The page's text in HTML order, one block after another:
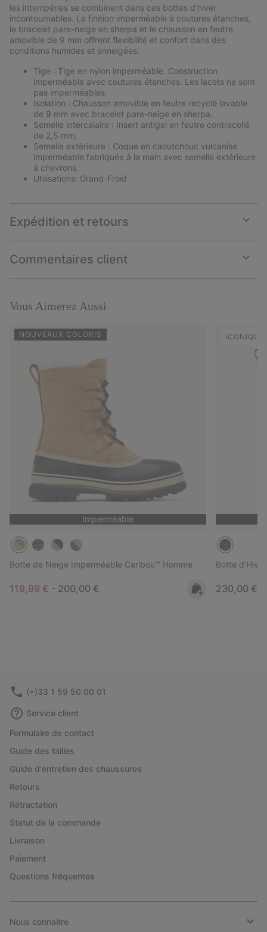
les intempéries se combinent dans ces bottes d’hiver
incontournables. La finition imperméable à coutures étanches,
le bracelet pare-neige en sherpa et le chausson en feutre
amovible de 9 mm offrent flexibilité et confort dans des
conditions humides et enneigées.
Tige : Tige en nylon imperméable. Construction
imperméable avec coutures étanches. Les lacets ne sont
pas imperméables.
Isolation : Chausson amovible en feutre recyclé lavable
de 9 mm avec bracelet pare-neige en sherpa.
Semelle intercalaire : Insert antigel en feutre contrecollé
de 2,5 mm.
Semelle extérieure : Coque en caoutchouc vulcanisé
imperméable fabriquée à la main avec semelle extérieure
à chevrons.
Utilisations: Grand-Froid
Expédition et retours
or
Commentaires client
or
Vous Aimerez Aussi
NOUVEAUX COLORIS
Imperméable
Botte de Neige Imperméable Caribou™ Homme
Minimum sale price:
119,99 € - Maximum price:
200,00 €
ICONIQUE
Botte
Regular
230,00 €
(+)33 1 59 50 00 01
Service client
Formulaire de contact
Guide des tailles
Guide d'entretien des chaussures
Retours
Rétractation
Statut de la commande
Livraison
Paiement
Questions fréquentes
Nous connaitre